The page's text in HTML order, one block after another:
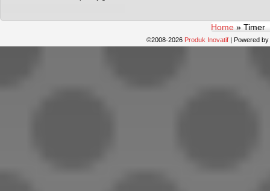
Home » Timer
©2008-2026 Produk Inovatif | Powered by